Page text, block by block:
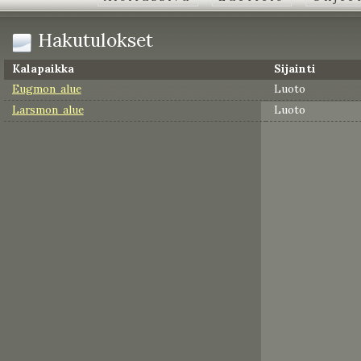
Hakutulokset
Kalapaikka
Sijainti
Eugmon alue
Luoto
Larsmon alue
Luoto